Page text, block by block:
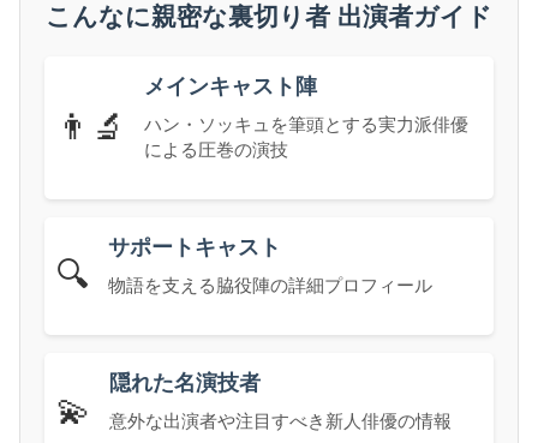
こんなに親密な裏切り者 出演者ガイド
👨‍🔬
メインキャスト陣
ハン・ソッキュを筆頭とする実力派俳優
による圧巻の演技
🔍
サポートキャスト
物語を支える脇役陣の詳細プロフィール
💫
隠れた名演技者
意外な出演者や注目すべき新人俳優の情報